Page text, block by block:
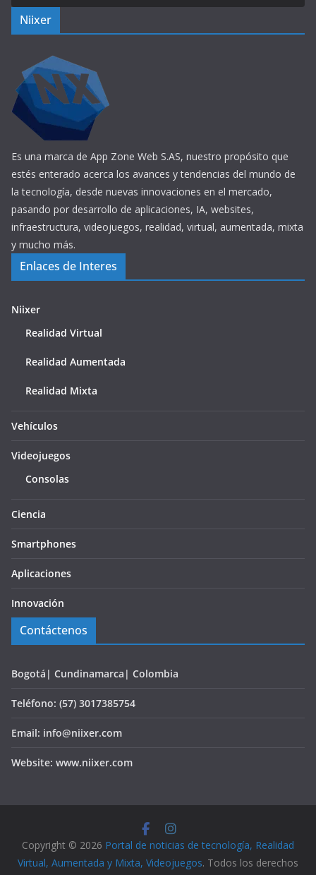
Niixer
Es una marca de App Zone Web S.AS, nuestro propósito que
estés enterado acerca los avances y tendencias del mundo de
la tecnología, desde nuevas innovaciones en el mercado,
pasando por desarrollo de aplicaciones, IA, websites,
infraestructura, videojuegos, realidad, virtual, aumentada, mixta
y mucho más.
Enlaces de Interes
Niixer
Realidad Virtual
Realidad Aumentada
Realidad Mixta
Vehículos
Videojuegos
Consolas
Ciencia
Smartphones
Aplicaciones
Innovación
Contáctenos
Bogotá| Cundinamarca| Colombia
Teléfono: (57) 3017385754
Email: info@niixer.com
Website: www.niixer.com
Copyright © 2026 Portal de noticias de tecnología, Realidad
Virtual, Aumentada y Mixta, Videojuegos. Todos los derechos